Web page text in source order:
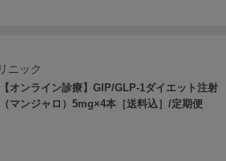
ニック
【オンライン診療】GIP/GLP-1ダイエット注射
（マンジャロ）5mg×4本［送料込］/定期便